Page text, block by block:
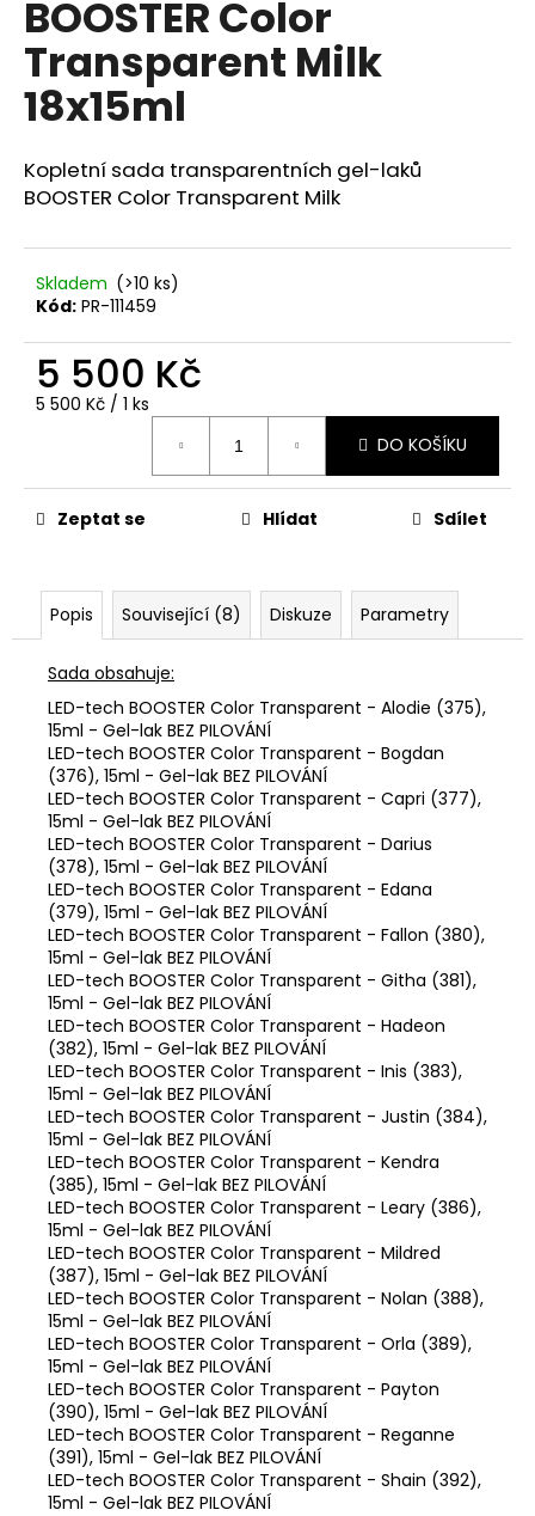
BOOSTER Color
Transparent Milk
18x15ml
Kopletní sada transparentních gel-laků
BOOSTER Color Transparent Milk
Skladem (>10 ks)
Kód: PR-111459
5 500 Kč
Měrná
5 500 Kč / 1 ks
DO KOŠÍKU
Zeptat se Hlídat Sdílet
Popis Související (8) Diskuze Parametry
Sada obsahuje:
LED-tech BOOSTER Color Transparent - Alodie (375),
15ml - Gel-lak BEZ PILOVÁNÍ
LED-tech BOOSTER Color Transparent - Bogdan
(376), 15ml - Gel-lak BEZ PILOVÁNÍ
LED-tech BOOSTER Color Transparent - Capri (377),
15ml - Gel-lak BEZ PILOVÁNÍ
LED-tech BOOSTER Color Transparent - Darius
(378), 15ml - Gel-lak BEZ PILOVÁNÍ
LED-tech BOOSTER Color Transparent - Edana
(379), 15ml - Gel-lak BEZ PILOVÁNÍ
LED-tech BOOSTER Color Transparent - Fallon (380),
15ml - Gel-lak BEZ PILOVÁNÍ
LED-tech BOOSTER Color Transparent - Githa (381),
15ml - Gel-lak BEZ PILOVÁNÍ
LED-tech BOOSTER Color Transparent - Hadeon
(382), 15ml - Gel-lak BEZ PILOVÁNÍ
LED-tech BOOSTER Color Transparent - Inis (383),
15ml - Gel-lak BEZ PILOVÁNÍ
LED-tech BOOSTER Color Transparent - Justin (384),
15ml - Gel-lak BEZ PILOVÁNÍ
LED-tech BOOSTER Color Transparent - Kendra
(385), 15ml - Gel-lak BEZ PILOVÁNÍ
LED-tech BOOSTER Color Transparent - Leary (386),
15ml - Gel-lak BEZ PILOVÁNÍ
LED-tech BOOSTER Color Transparent - Mildred
(387), 15ml - Gel-lak BEZ PILOVÁNÍ
LED-tech BOOSTER Color Transparent - Nolan (388),
15ml - Gel-lak BEZ PILOVÁNÍ
LED-tech BOOSTER Color Transparent - Orla (389),
15ml - Gel-lak BEZ PILOVÁNÍ
LED-tech BOOSTER Color Transparent - Payton
(390), 15ml - Gel-lak BEZ PILOVÁNÍ
LED-tech BOOSTER Color Transparent - Reganne
(391), 15ml - Gel-lak BEZ PILOVÁNÍ
LED-tech BOOSTER Color Transparent - Shain (392),
15ml - Gel-lak BEZ PILOVÁNÍ
a
j
í
t
?
D
o
r
u
m